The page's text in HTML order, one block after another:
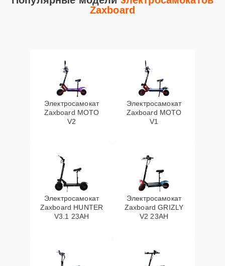
Zaxboard
Электросамокат
Zaxboard MOTO
V2
Электросамокат
Zaxboard MOTO
V1
Электросамокат
Zaxboard HUNTER
V3.1 23AH
Электросамокат
Zaxboard GRIZLY
V2 23AH